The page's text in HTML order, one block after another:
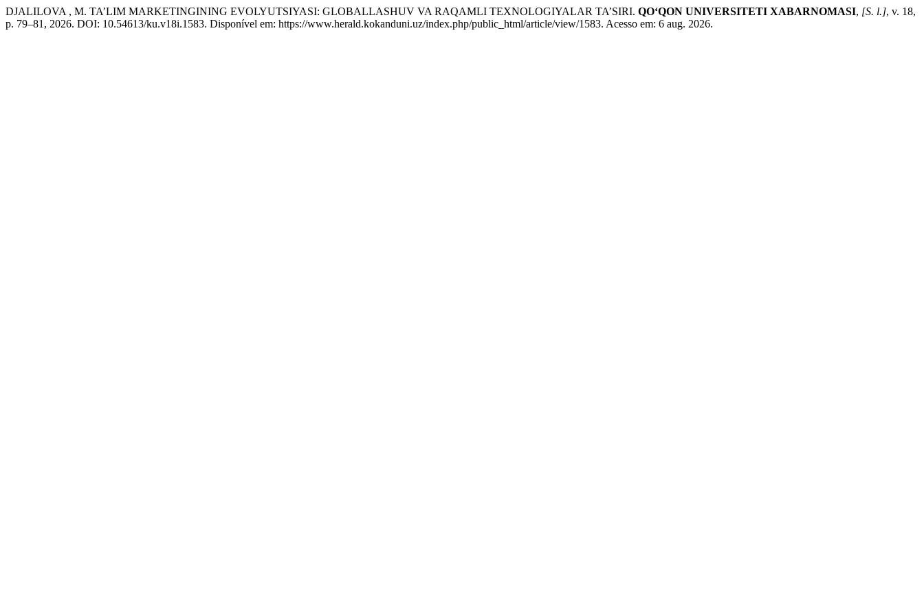
DJALILOVA , M. TA’LIM MARKETINGINING EVOLYUTSIYASI: GLOBALLASHUV VA RAQAMLI TEXNOLOGIYALAR TA’SIRI. QO‘QON UNIVERSITETI XABARNOMASI, [S. l.], v. 18,
p. 79–81, 2026. DOI: 10.54613/ku.v18i.1583. Disponível em: https://www.herald.kokanduni.uz/index.php/public_html/article/view/1583. Acesso em: 6 aug. 2026.